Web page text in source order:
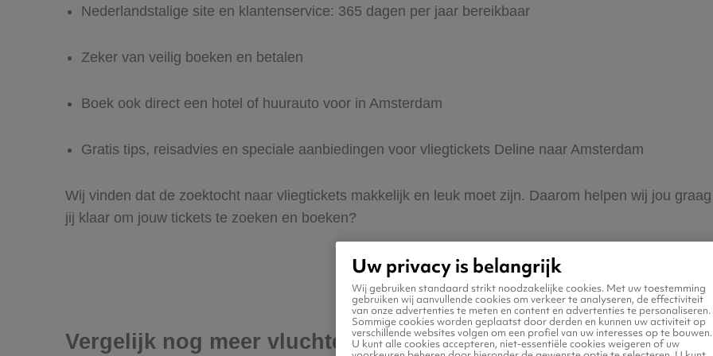
Nederlandstalige site en klantenservice: 365 dagen per jaar bereikbaar
Zeker van veilig boeken en betalen
Boek ook direct een hotel of huurauto voor in Amsterdam
Gratis tips, reisadvies en speciale aanbiedingen voor vliegtickets Deline naar Amsterdam
Wij vinden dat de zoektocht naar vliegtickets makkelijk en leuk moet zijn. Daarom helpen wij jou
jij klaar om jouw tickets te zoeken en boeken?
Vergelijk nog meer vluchten naar Amsterdam
Uw privacy is belangrijk
Wij gebruiken standaard strikt noodzakelijke cookies. Met uw toestemming
gebruiken wij aanvullende cookies om verkeer te analyseren, de effectiviteit
van onze advertenties te meten en content en advertenties te personaliseren.
Sommige cookies worden geplaatst door derden en kunnen uw activiteit op
verschillende websites volgen om een profiel van uw interesses op te bouwen.
U kunt alle cookies accepteren, niet-essentiële cookies weigeren of uw